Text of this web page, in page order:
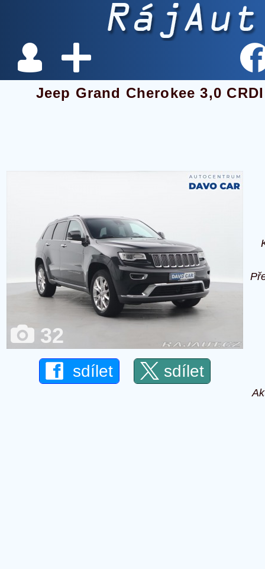
Jeep Grand Cherokee 3,0
32
sdílet sdílet